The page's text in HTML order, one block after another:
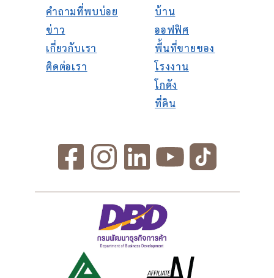
คำถามที่พบบ่อย
ข่าว
เกี่ยวกับเรา
ติดต่อเรา
บ้าน
ออฟฟิศ
พื้นที่ขายของ
โรงงาน
โกดัง
ที่ดิน